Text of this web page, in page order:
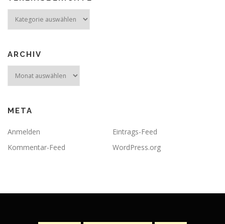
ARCHIV
META
Anmelden
Eintrags-Feed
Kommentar-Feed
WordPress.org